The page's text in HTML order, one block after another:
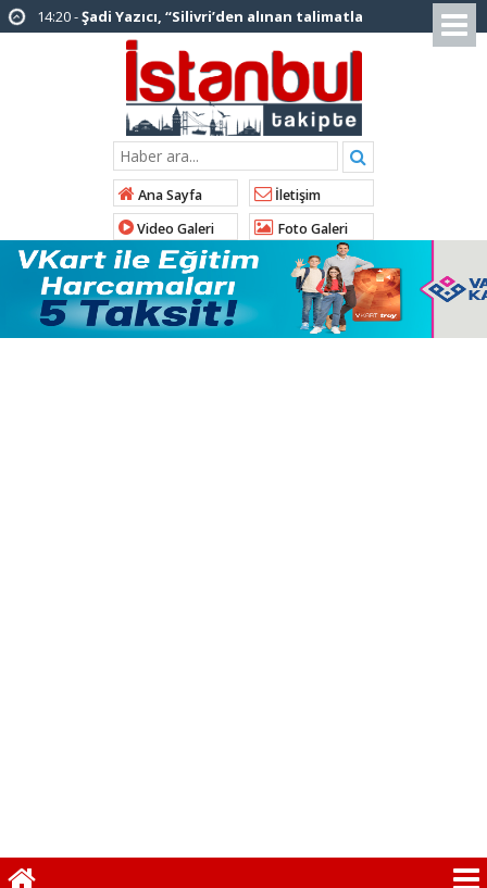
12:12 -AK Parti’ye katılan ilçe belediye
başkanlarından İl Başkanı Özdemir’e ziyaret
Tuzla Belediye Başkanı Eren Ali
Bingöl’den İBB’ye tepki
İstanbul Emniyet Müdürlüğünden
“Gök Kubbe’de, Mavi Vatan’da, Şanlı Topraklarda:
İstanbul Emniyeti Her Yerde” paylaşımı
19:26 -Çekmeköy Belediye Başkanı Orhan
Çerkez AK Parti’ye katıldı
16:56 -İstanbul’da 4 CHP’li belediye başkanı
AK Parti’ye katılıyor
Ana Sayfa
İletişim
Video Galeri
Foto Galeri